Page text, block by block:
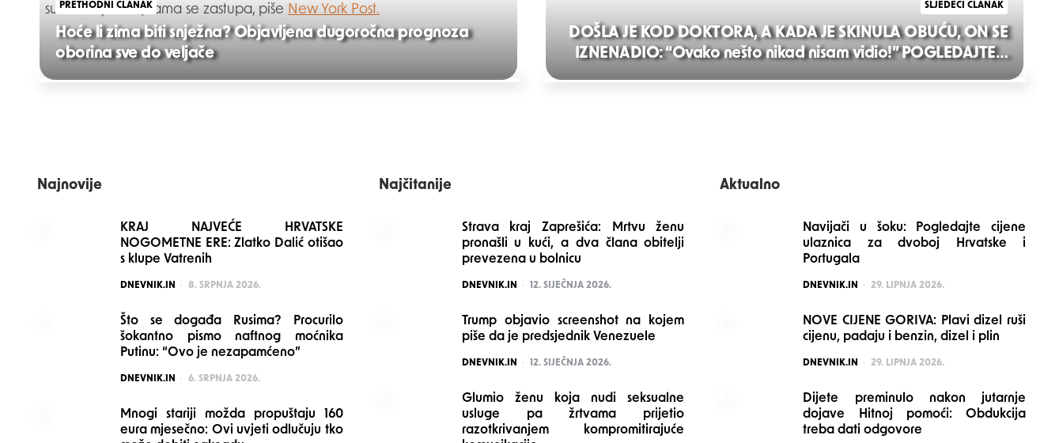
sudskim spisima, sama se zastupa, piše New York Post.
Post
PRETHODNI ČLANAK
Hoće li zima biti snježna? Objavljena dugoročna prognoza
oborina sve do veljače
SLJEDEĆI ČLANAK
DOŠLA JE KOD DOKTORA, A KADA JE SKINULA OBUĆU, ON SE
IZNENADIO: “Ovako nešto nikad nisam vidio!” POGLEDAJTE…
Najnovije
KRAJ NAJVEĆE HRVATSKE
NOGOMETNE ERE: Zlatko Dalić otišao
s klupe Vatrenih
POSTED
DNEVNIK.IN 8. SRPNJA 2026.
Što se događa Rusima? Procurilo
šokantno pismo naftnog moćnika
Putinu: “Ovo je nezapamćeno”
POSTED
DNEVNIK.IN 6. SRPNJA 2026.
Mnogi stariji možda propuštaju 160
eura mjesečno: Ovi uvjeti odlučuju tko
Najčitanije
Strava kraj Zaprešića: Mrtvu ženu
pronašli u kući, a dva člana obitelji
prevezena u bolnicu
POSTED
DNEVNIK.IN 12. SIJEČNJA 2026.
Trump objavio screenshot na kojem
piše da je predsjednik Venezuele
POSTED
DNEVNIK.IN 12. SIJEČNJA 2026.
Glumio ženu koja nudi seksualne
usluge pa žrtvama prijetio
razotkrivanjem kompromitirajuće
Aktualno
Navijači u šoku: Pogledajte cijene
ulaznica za dvoboj Hrvatske i
Portugala
POSTED
DNEVNIK.IN 29. LIPNJA 2026.
NOVE CIJENE GORIVA: Plavi dizel ruši
cijenu, padaju i benzin, dizel i plin
POSTED
DNEVNIK.IN 29. LIPNJA 2026.
Dijete preminulo nakon jutarnje
dojave Hitnoj pomoći: Obdukcija
treba dati odgovore